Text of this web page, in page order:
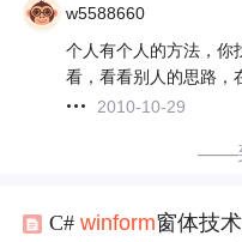
w5588660
个人有个人的方法，你
看，看看别人的思路，
2010-10-29
——
C#winform窗体技